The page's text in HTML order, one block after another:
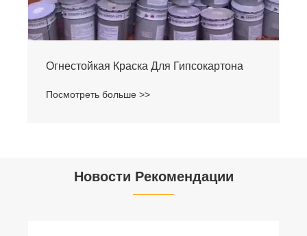
Для Гипсокартона Краска
Новости Рекомендации